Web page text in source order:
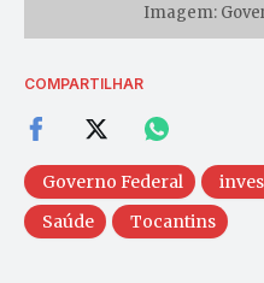
Imagem:
COMPARTILHAR
Governo Federal
Saúde
Tocantins